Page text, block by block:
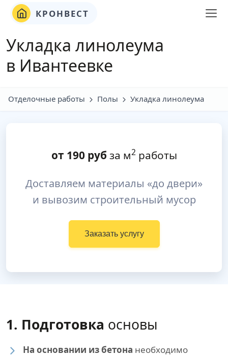
КРОНВЕСТ
Укладка линолеума
в Ивантеевке
Отделочные работы Полы Укладка линолеума
от 190руб за м2работы
Доставляем материалы «до двери»
и вывозим строительный мусор
Заказать услугу
1. Подготовка основы
На основании из бетона необходимо